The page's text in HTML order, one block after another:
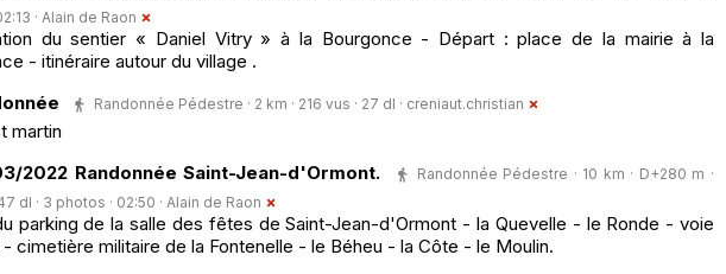
· Alain de Raon
du sentier « Daniel Vitry » à la Bourgonce - Départ : place de la mairie à la
- itinéraire autour du village .
Randonnée Pédestre · 2 km · 216 vus · 27 dl · creniaut.christian
martin
2022 Randonnée Saint-Jean-d'Ormont.
Randonnée Pédestre · 10 km · D+280 m ·
dl · 3 photos · 02:50 · Alain de Raon
parking de la salle des fêtes de Saint-Jean-d'Ormont - la Quevelle - le Ronde - voie
cimetière militaire de la Fontenelle - le Béheu - la Côte - le Moulin.